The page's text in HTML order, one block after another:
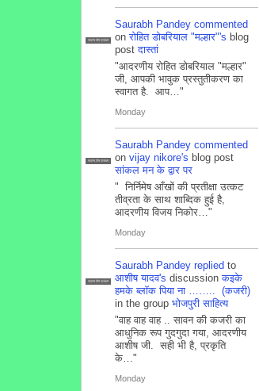
सदस्य टीम प्रबंधन
Saurabh Pandey commented
onरोहित डोबरियाल "मल्हार"'s blog
postदास्तां
"आदरणीय रोहित डोबरियाल "मल्हार"
जी, आपकी भावुक प्रस्तुतीकरण का
स्वागत है. आप…"
Monday
सदस्य टीम प्रबंधन
Saurabh Pandey commented
on vijay nikore's blog post
सांकल मन के द्वार पर
" निर्निमेष आँखों की प्रतीक्षा उत्कट
तीव्रता के साथ शाब्दिक हुई है,
आदरणीय विजय निकोर…"
Monday
सदस्य टीम प्रबंधन
Saurabh Pandey replied to
आशीष यादव's discussionकइके
हमके ब्लाॅक पिया ना …….. (कजरी)
in the group भोजपुरी साहित्य
"वाह वाह वाह .. सावन की कजरी का
आधुनिक रूप गुदगुदा गया, आदरणीय
आशीष जी. सही भी है, प्रकृति
के…"
Monday